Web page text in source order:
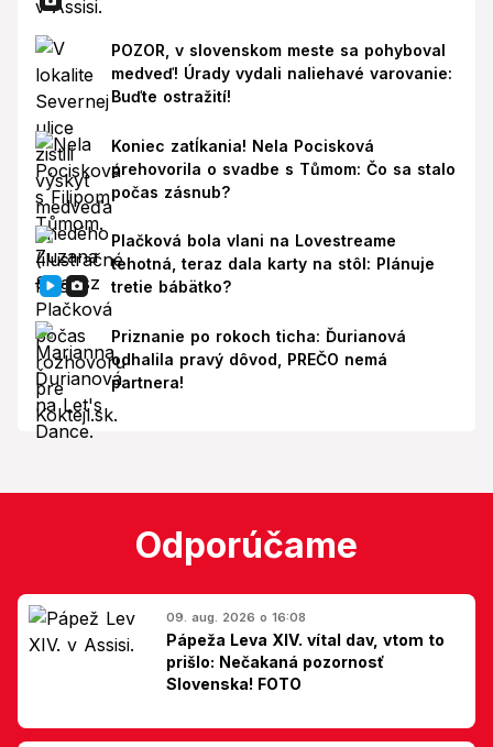
POZOR, v slovenskom meste sa pohyboval
medveď! Úrady vydali naliehavé varovanie:
Buďte ostražití!
Koniec zatĺkania! Nela Pocisková
prehovorila o svadbe s Tůmom: Čo sa stalo
počas zásnub?
Plačková bola vlani na Lovestreame
tehotná, teraz dala karty na stôl: Plánuje
tretie bábätko?
Priznanie po rokoch ticha: Ďurianová
odhalila pravý dôvod, PREČO nemá
partnera!
Odporúčame
09. aug. 2026 o 16:08
Pápeža Leva XIV. vítal dav, vtom to
prišlo: Nečakaná pozornosť
Slovenska! FOTO